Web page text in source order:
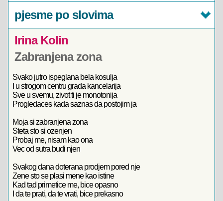
pjesme po slovima
Irina Kolin
Zabranjena zona
Svako jutro ispeglana bela kosulja
I u strogom centru grada kancelarija
Sve u svemu, zivot ti je monotonija
Progledaces kada saznas da postojim ja
Moja si zabranjena zona
Steta sto si ozenjen
Probaj me, nisam kao ona
Vec od sutra budi njen
Svakog dana doterana prodjem pored nje
Zene sto se plasi mene kao istine
Kad tad primetice me, bice opasno
I da te prati, da te vrati, bice prekasno